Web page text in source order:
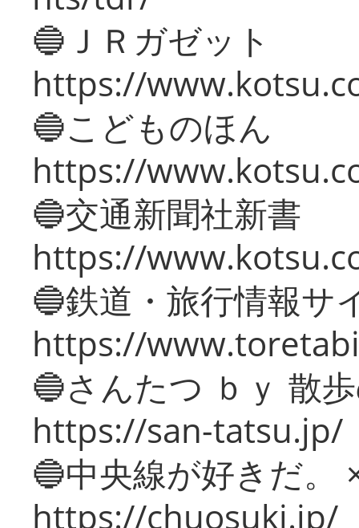
🔵ＪＲガゼット
https://
🔵こどものほん
https://
🔵交通新聞社新書
https://
🔵鉄道・旅行情報サ
https://
🔵さんたつ ｂｙ 散
https://san-tatsu.jp/
🔵中央線が好きだ。
https://chuosuki.jp/